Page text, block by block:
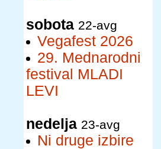
sobota 22-avg
Vegafest 2026
29. Mednarodni
festival MLADI
LEVI
nedelja 23-avg
Ni druge izbire